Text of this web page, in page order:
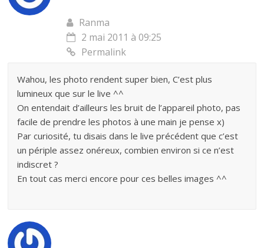
Ranma
2 mai 2011 à 09:25
Permalink
Wahou, les photo rendent super bien, C’est plus
lumineux que sur le live ^^
On entendait d’ailleurs les bruit de l’appareil photo, pas
facile de prendre les photos à une main je pense x)
Par curiosité, tu disais dans le live précédent que c’est
un périple assez onéreux, combien environ si ce n’est
indiscret ?
En tout cas merci encore pour ces belles images ^^